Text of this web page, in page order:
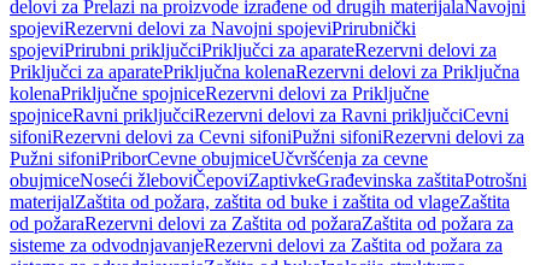
delovi za Prelazi na proizvode izrađene od drugih materijalaNavojni
spojeviRezervni delovi za Navojni spojeviPrirubnički
spojeviPrirubni priključciPriključci za aparateRezervni delovi za
Priključci za aparatePriključna kolenaRezervni delovi za Priključna
kolenaPriključne spojniceRezervni delovi za Priključne
spojniceRavni priključciRezervni delovi za Ravni priključciCevni
sifoniRezervni delovi za Cevni sifoniPužni sifoniRezervni delovi za
Pužni sifoniPriborCevne obujmiceUčvršćenja za cevne
obujmiceNoseći žleboviČepoviZaptivkeGrađevinska zaštitaPotrošni
materijalZaštita od požara, zaštita od buke i zaštita od vlageZaštita
od požaraRezervni delovi za Zaštita od požaraZaštita od požara za
sisteme za odvodnjavanjeRezervni delovi za Zaštita od požara za